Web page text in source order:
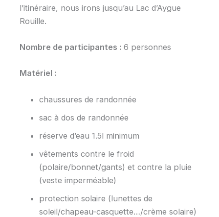
l’itinéraire, nous irons jusqu’au Lac d’Aygue
Rouille.
Nombre de participantes : 6 personnes
Matériel :
chaussures de randonnée
sac à dos de randonnée
réserve d’eau 1.5l minimum
vêtements contre le froid
(polaire/bonnet/gants) et contre la pluie
(veste imperméable)
protection solaire (lunettes de
soleil/chapeau-casquette…/crème solaire)